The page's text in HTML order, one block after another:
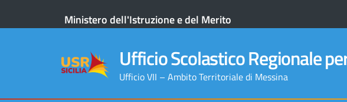
Ministero dell'Istruzione e del Merito
Ufficio Scolastico Regionale
Ufficio VII – Ambito Territoriale di Messina